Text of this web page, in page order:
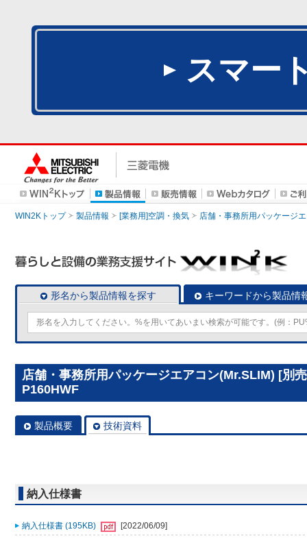
スマー
WIN2Kトップ 製品情報 [業務用]空調・換気 店舗・事務所用パッケージ
形名から製品情報を探す キーワードから製品情
店舗・事務所用パッケージエアコン(Mr.SLIM) [別
P160HWF
製品概要 技術資料
納入仕様書
納入仕様書 (195KB) [2022/06/09]